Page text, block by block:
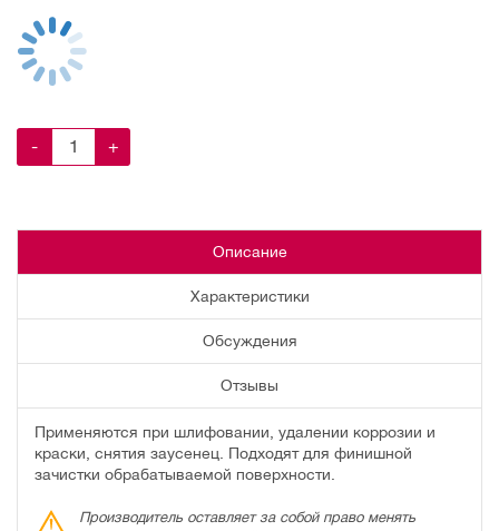
- +
Описание
Характеристики
Обсуждения
Отзывы
Применяются при шлифовании, удалении коррозии и
краски, снятия заусенец. Подходят для финишной
зачистки обрабатываемой поверхности.
Производитель оставляет за собой право менять